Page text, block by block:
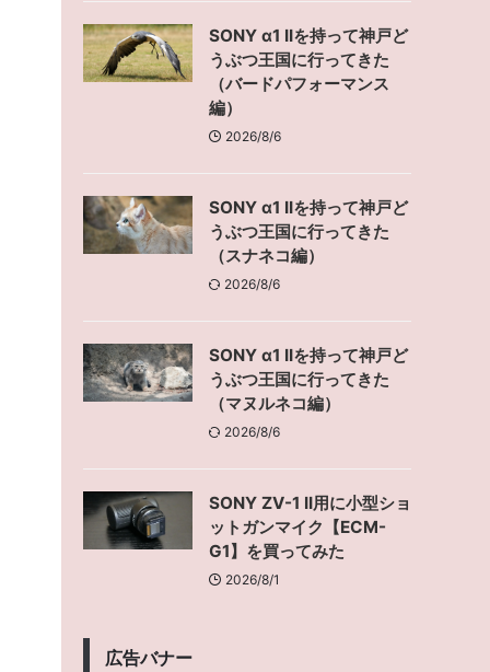
SONY α1 IIを持って神戸ど
うぶつ王国に行ってきた
（バードパフォーマンス
編）
2026/8/6
SONY α1 IIを持って神戸ど
うぶつ王国に行ってきた
（スナネコ編）
2026/8/6
SONY α1 IIを持って神戸ど
うぶつ王国に行ってきた
（マヌルネコ編）
2026/8/6
SONY ZV-1 II用に小型ショ
ットガンマイク【ECM-
G1】を買ってみた
2026/8/1
広告バナー